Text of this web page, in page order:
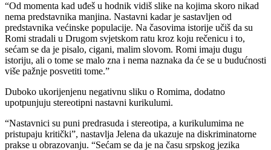
“Od momenta kad uđeš u hodnik vidiš slike na kojima skoro nikad
nema predstavnika manjina. Nastavni kadar je sastavljen od
predstavnika većinske populacije. Na časovima istorije učiš da su
Romi stradali u Drugom svjetskom ratu kroz koju rečenicu i to,
sećam se da je pisalo, cigani, malim slovom. Romi imaju dugu
istoriju, ali o tome se malo zna i nema naznaka da će se u budućnosti
više pažnje posvetiti tome.”
Duboko ukorijenjenu negativnu sliku o Romima, dodatno
upotpunjuju stereotipni nastavni kurikulumi.
“Nastavnici su puni predrasuda i stereotipa, a kurikulumima ne
pristupaju kritički”, nastavlja Jelena da ukazuje na diskriminatorne
prakse u obrazovanju. “Sećam se da je na času srpskog jezika